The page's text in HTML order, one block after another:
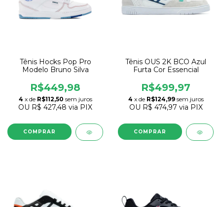
Tênis Hocks Pop Pro
Modelo Bruno Silva
R$449,98
4 x de R$112,50 sem juros
OU R$ 427,48 via PIX
COMPRAR
Tênis OUS 2K BCO Azul
Furta Cor Essencial
R$499,97
4 x de R$124,99 sem juros
OU R$ 474,97 via PIX
COMPRAR